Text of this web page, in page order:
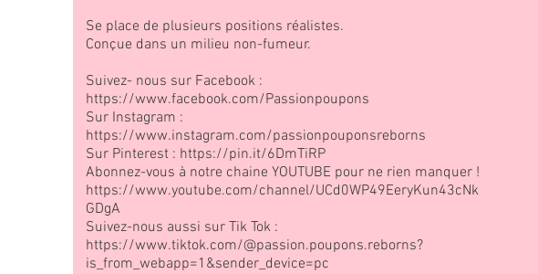
Se place de plusieurs positions réalistes.
Conçue dans un milieu non-fumeur.
Suivez- nous sur Facebook :
https://www.facebook.com/Passionpoupons
Sur Instagram :
https://www.instagram.com/passionpouponsreborns
Sur Pinterest : https://pin.it/6DmTiRP
Abonnez-vous à notre chaine YOUTUBE pour ne rien manquer !
https://www.youtube.com/channel/UCd0WP49EeryKun43cNk
GDgA
Suivez-nous aussi sur Tik Tok :
https://www.tiktok.com/@passion.poupons.reborns?
is_from_webapp=1&sender_device=pc